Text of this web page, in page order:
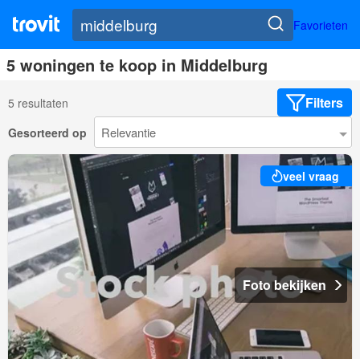
Favorieten
5 woningen te koop in Middelburg
5 resultaten Filters
Gesorteerd op
veel vraag
Foto bekijken